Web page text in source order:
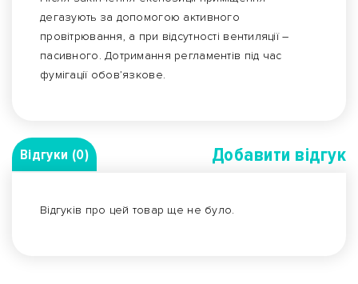
дегазують за допомогою активного
провітрювання, а при відсутності вентиляції –
пасивного. Дотримання регламентів під час
фумігації обов’язкове.
Відгуки (0) Добавити вiдгук
Відгуків про цей товар ще не було.